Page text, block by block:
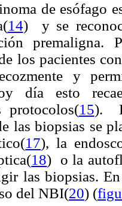
de esófago
14) y se
premaligna.
los pacientes
y
día esto
protocolos(15).
las biopsias se
17), la
18) o la
las biopsias.
del NBI(20) (